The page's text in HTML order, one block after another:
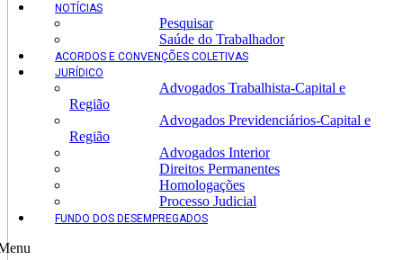
NOTÍCIAS
Pesquisar
Saúde do Trabalhador
ACORDOS E CONVENÇÕES COLETIVAS
JURÍDICO
Advogados Trabalhista-Capital e
Região
Advogados Previdenciários-Capital e
Região
Advogados Interior
Direitos Permanentes
Homologações
Processo Judicial
FUNDO DOS DESEMPREGADOS